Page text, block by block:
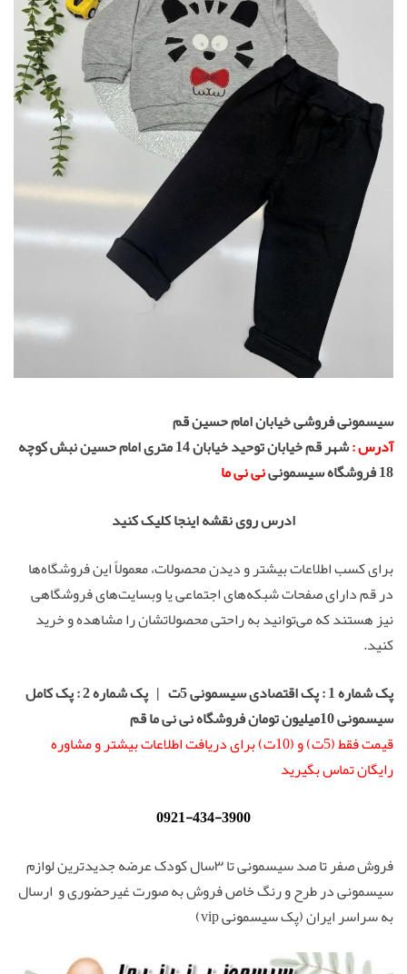
سیسمونی فروشی خیابان امام حسین قم
آدرس :
شهر قم خیابان توحید خیابان 14 متری امام حسین نبش کوچه
18 فروشگاه سیسمونی
نی نی ما
ادرس روی نقشه اینجا کلیک کنید
برای کسب اطلاعات بیشتر و دیدن محصولات، معمولاً این فروشگاه‌ها
در قم دارای صفحات شبکه‌های اجتماعی یا وبسایت‌های فروشگاهی
نیز هستند که می‌توانید به راحتی محصولاتشان را مشاهده و خرید
کنید.
پک شماره 1 : پک اقتصادی سیسمونی 5ت
| پک شماره 2 : پک کامل
سیسمونی 10میلیون تومان فروشگاه نی نی ما قم
قیمت فقط (5ت) و (10ت) برای دریافت اطلاعات بیشتر و مشاوره
رایگان تماس بگیرید
0921-434-3900
فروش صفر تا صد سیسمونی تا ۳سال کودک عرضه جدیدترین لوازم
سیسمونی در طرح و رنگ خاص فروش به صورت غیرحضوری و ارسال
به سراسر ایران (پک سیسمونی vip)